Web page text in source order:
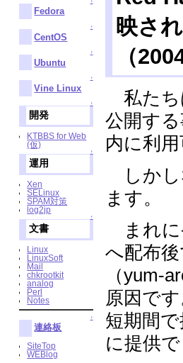
Fedora
↑
CentOS
↑
Ubuntu
↑
Vine Linux
↑
開発
KTBBS for Web
(仮)
↑
運用
Xen
SELinux
SPAM対策
log2jp
↑
文書
Linux
LinuxSoft
Mail
chkrootkit
analog
Perl
Notes
↑
連絡板
SiteTop
WEBlog
映さ
（
私たち
公開す
内に利
しかし
ます。
まれに
へ配布
（yum-
原因で
短期間
に提供